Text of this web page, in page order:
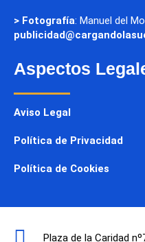
> Fotografía: Manuel del
Aspectos
Aviso Legal
Política de Privacidad
Política de Cookies
Plaza de la Caridad